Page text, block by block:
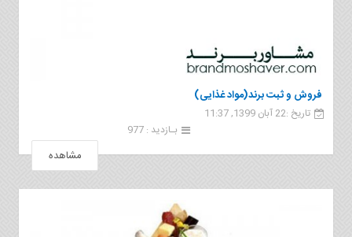
فروش و ثبت برند(مواد غذایی)
تاریخ :22 آبان 1399, 11:37
بـازدید : 977
مشاهده